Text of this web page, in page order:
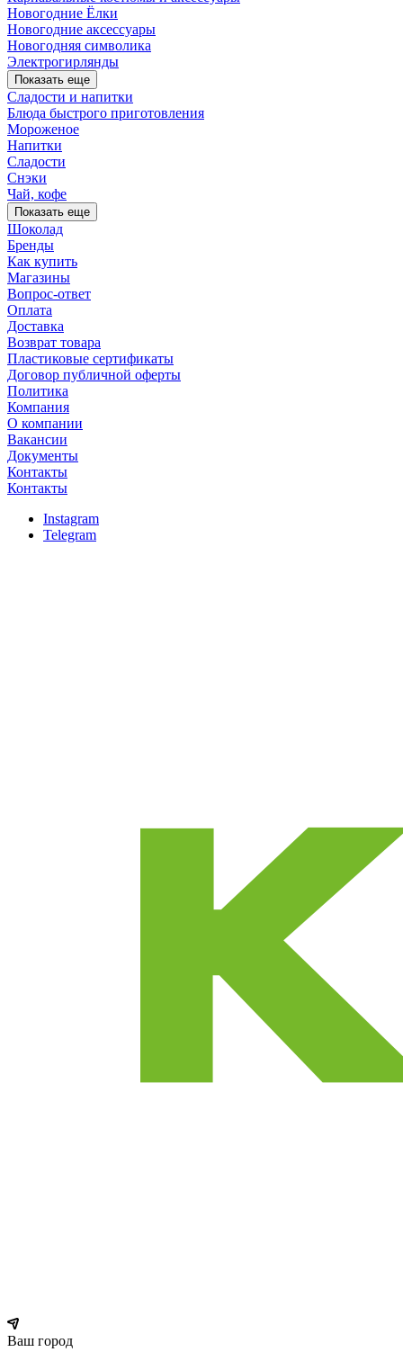
Новогодние Ёлки
Новогодние аксессуары
Новогодняя символика
Электрогирлянды
Показать еще
Сладости и напитки
Блюда быстрого приготовления
Мороженое
Напитки
Сладости
Снэки
Чай, кофе
Показать еще
Шоколад
Бренды
Как купить
Магазины
Вопрос-ответ
Оплата
Доставка
Возврат товара
Пластиковые сертификаты
Договор публичной оферты
Политика
Компания
О компании
Вакансии
Документы
Контакты
Контакты
Instagram
Telegram
Ваш город